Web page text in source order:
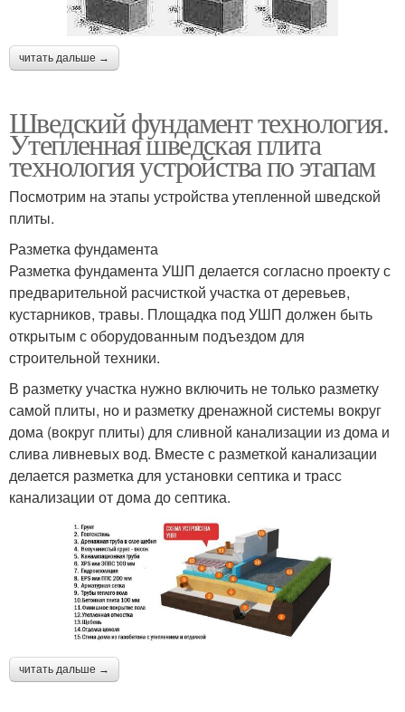
читать дальше →
Шведский фундамент технология.
Утепленная шведская плита
технология устройства по этапам
Посмотрим на этапы устройства утепленной шведской
плиты.
Разметка фундамента
Разметка фундамента УШП делается согласно проекту с
предварительной расчисткой участка от деревьев,
кустарников, травы. Площадка под УШП должен быть
открытым с оборудованным подъездом для
строительной техники.
В разметку участка нужно включить не только разметку
самой плиты, но и разметку дренажной системы вокруг
дома (вокруг плиты) для сливной канализации из дома и
слива ливневых вод. Вместе с разметкой канализации
делается разметка для установки септика и трасс
канализации от дома до септика.
читать дальше →